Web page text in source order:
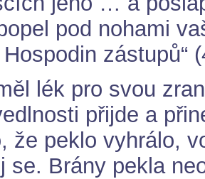
pod nohami
zástupů“
lék pro svou
přijde a
že peklo vyhrálo,
se. Brány pekla